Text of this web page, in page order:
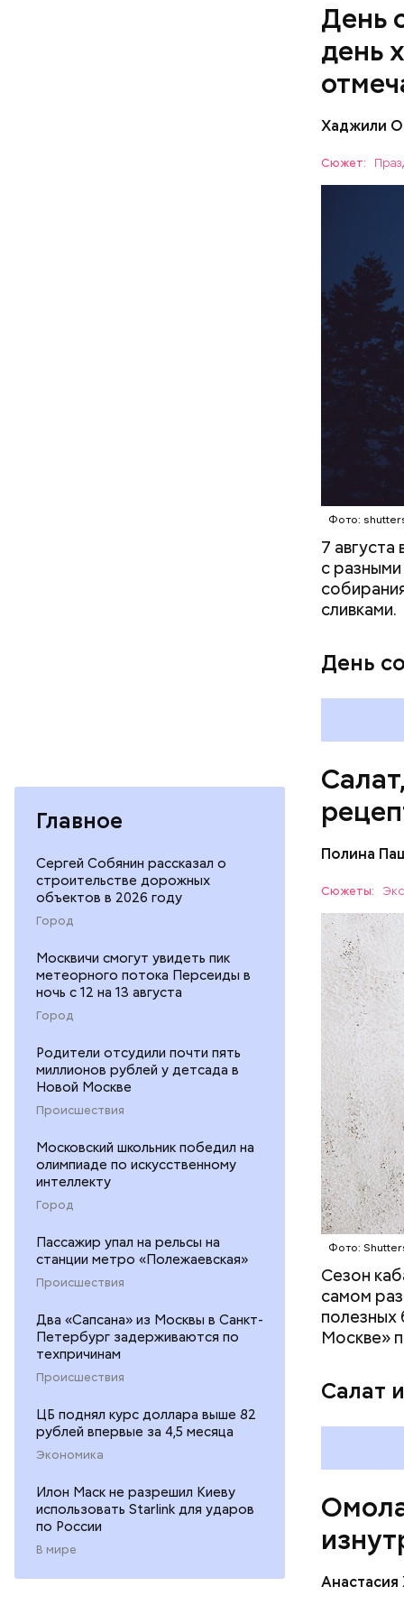
Главное
Сергей Собянин рассказал о
строительстве дорожных
объектов в 2026 году
Город
Москвичи смогут увидеть пик
метеорного потока Персеиды в
ночь с 12 на 13 августа
Город
Родители отсудили почти пять
миллионов рублей у детсада в
Новой Москве
Происшествия
Московский школьник победил на
олимпиаде по искусственному
интеллекту
Город
Пассажир упал на рельсы на
станции метро «Полежаевская»
Происшествия
Два «Сапсана» из Москвы в Санкт-
Петербург задерживаются по
техпричинам
Происшествия
ЦБ поднял курс доллара выше 82
рублей впервые за 4,5 месяца
Экономика
Илон Маск не разрешил Киеву
использовать Starlink для ударов
по России
В мире
День
день
Хаджили
Сюжет:
Фото:
7
с
сливками.
День
День
любители
ЕДА
Полина
Сюжеты:
Фото:
Сезон
самом
полезных
Москве»
Салат
чеснок;
соль.
ЕДА
кожи;
плода.
ряда
лютеин
наше
калий
— В
Вред
Фото: